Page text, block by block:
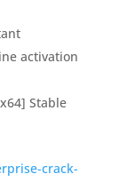
activation
Stable
crack-